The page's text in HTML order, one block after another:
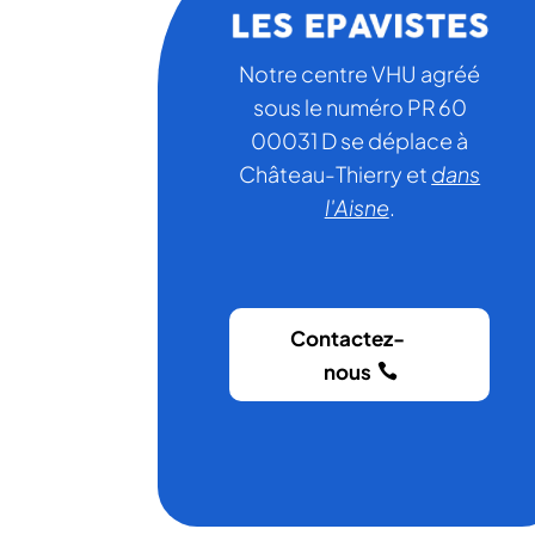
Notre centre VHU agréé
sous le numéro PR 60
00031 D se déplace à
Château-Thierry et dans
l'Aisne.
Contactez-
nous